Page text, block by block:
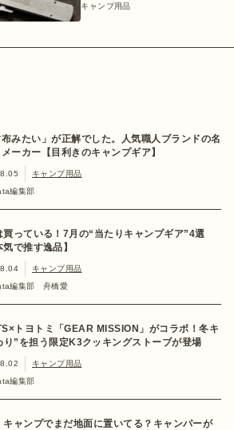
キャンプ用品
みたい」が正解でした。人気職人ブランドの名
ーカー【目利きのキャンプギア】
キャンプ用品
編集部
買っている！7月の“当たりキャンプギア”4選
気で推す逸品】
キャンプ用品
編集部 舟橋愛
トヨトミ「GEAR MISSION」がコラボ！冬キ
り”を担う限定K3クッキングストーブが登場
キャンプ用品
編集部
キャンプでまだ地面に置いてる？キャンパーが